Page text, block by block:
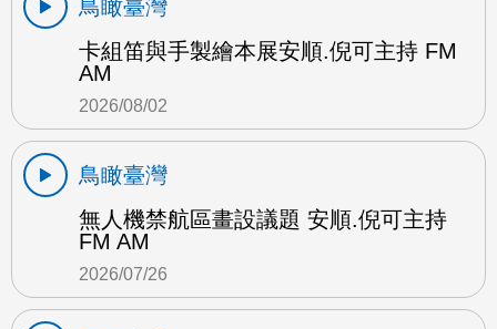
鳥瞰臺灣
卡組笛與手製繪本展安順.倪可主持 FM
AM
2026/08/02
鳥瞰臺灣
無人機禁航區畫設議題 安順.倪可主持
FM AM
2026/07/26